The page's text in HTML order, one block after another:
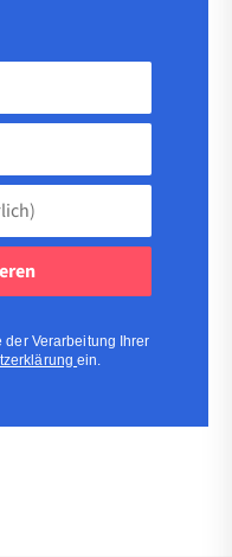
der Verarbeitung Ihrer
ein.